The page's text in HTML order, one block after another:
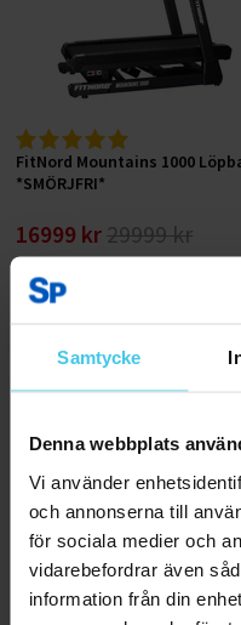
Samtycke
Denna webbplats
Vi använder
och annonserna till
för sociala medier och
vidarebefordrar även
information från din
FitNord Mountains 1000
*SMÖRJFRI*
16999 kr 29999 kr
RABATT 40 %